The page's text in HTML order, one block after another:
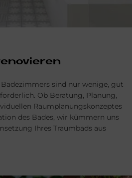
sind nur wenige, gut
Ob Beratung, Planung,
Raumplanungskonzeptes
des Bades, wir kümmern uns
Ihres Traumbads aus